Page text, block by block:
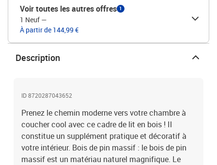
livraison contient :1 x cadre de lit1 x tête de lit
Voir toutes les autres offres 1
1 Neuf —
À partir de 144,99 €
Description
ID 8720287043652
Prenez le chemin moderne vers votre chambre à
coucher cool avec ce cadre de lit en bois ! Il
constitue un supplément pratique et décoratif à
votre intérieur. Bois de pin massif : le bois de pin
massif est un matériau naturel magnifique. Le